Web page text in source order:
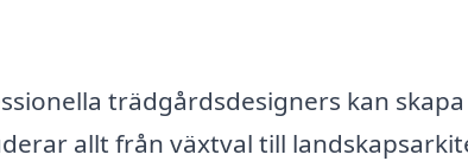
trädgårdsdesigners kan
allt från växtval till